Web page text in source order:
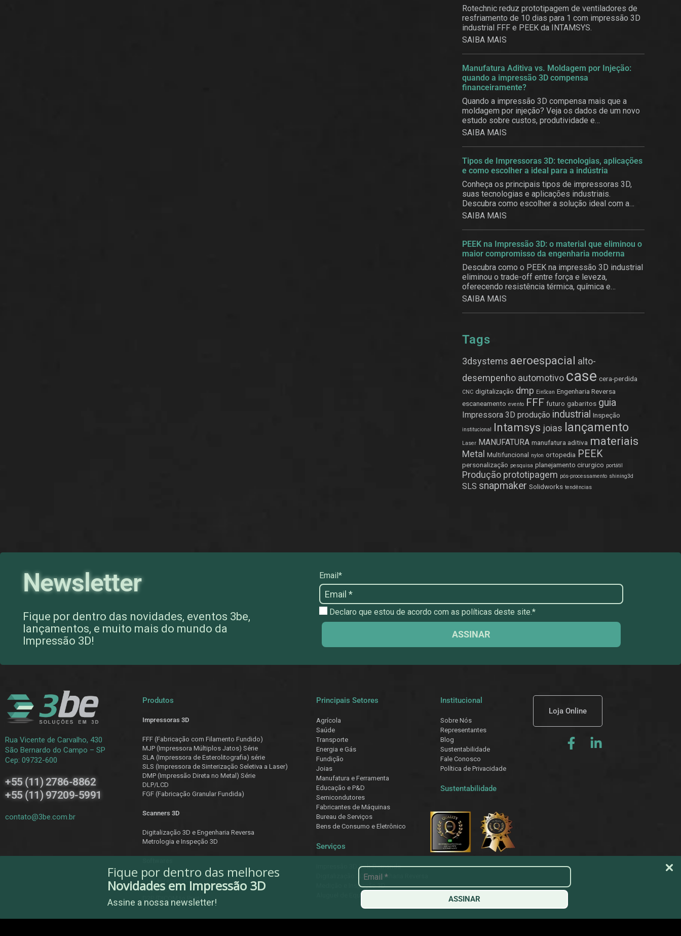
Fique por dentro das melhores
Novidades em Impressão 3D
Assine a nossa newsletter! ASSINAR
Rotechnic reduz prototipagem de ventiladores de
resfriamento de 10 dias para 1 com impressão 3D
industrial FFF e PEEK da INTAMSYS.
SAIBA MAIS
Manufatura Aditiva vs. Moldagem por Injeção:
quando a impressão 3D compensa
financeiramente?
Quando a impressão 3D compensa mais que a
moldagem por injeção? Veja os dados de um novo
estudo sobre custos, produtividade e
customização em massa.
SAIBA MAIS
Tipos de Impressoras 3D: tecnologias, aplicações
e como escolher a ideal para a indústria
Conheça os principais tipos de impressoras 3D,
suas tecnologias e aplicações industriais.
Descubra como escolher a solução ideal com a
3BE.
SAIBA MAIS
PEEK na Impressão 3D: o material que eliminou o
maior compromisso da engenharia moderna
Descubra como o PEEK na impressão 3D industrial
eliminou o trade-off entre força e leveza,
oferecendo resistência térmica, química e
estrutural.
SAIBA MAIS
Tags
3dsystems aeroespacial alto-
desempenho automotivo case cera-perdida
CNC digitalização dmp EinScan Engenharia Reversa
escaneamento evento FFF futuro gabaritos guia
Impressora 3D produção industrial Inspeção
institucional Intamsys joias lançamento
Laser MANUFATURA manufatura aditiva materiais
Metal Multifuncional nylon ortopedia PEEK
personalização pesquisa planejamento cirurgico portátil
Produção prototipagem pós-processamento shining3d
SLS snapmaker Solidworks tendências
Newsletter
Fique por dentro das novidades, eventos 3be,
lançamentos, e muito mais do mundo da
Impressão 3D!
Email*
Declaro que estou de acordo com as políticas deste site.*
ASSINAR
Rua Vicente de Carvalho, 430
São Bernardo do Campo – SP
Cep: 09732-600
+55 (11) 2786-8862
+55 (11) 97209-5991
contato@3be.com.br
Produtos
Impressoras 3D
FFF (Fabricação com Filamento Fundido)
MJP (Impressora Múltiplos Jatos) Série
SLA (Impressora de Esterolitografia) série
SLS (Impressora de Sinterização Seletiva a Laser)
DMP (Impressão Direta no Metal) Série
DLP/LCD
FGF (Fabricação Granular Fundida)
Scanners 3D
Digitalização 3D e Engenharia Reversa
Metrologia e Inspeção 3D
Digitalização 3D
Inspeção
D2P (DICOM to Print)
Principais Setores
Agrícola
Saúde
Transporte
Energia e Gás
Fundição
Joias
Manufatura e Ferramenta
Educação e P&D
Semicondutores
Fabricantes de Máquinas
Bureau de Serviços
Bens de Consumo e Eletrônico
Serviços
Impressão 3D Sob Demanda
Digitalização 3D e Engenharia Reversa
Medição e Inspeção 3D
Aluguel de Equipamentos
Institucional
Sobre Nós
Representantes
Blog
Sustentabilidade
Fale Conosco
Política de Privacidade
Sustentabilidade
Loja Online